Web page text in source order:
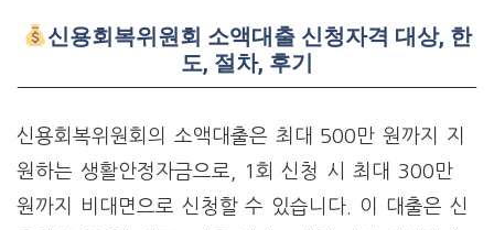
신용회복위원회 소액대출 신청자격 대상, 한
도, 절차, 후기
신용회복위원회의 소액대출은 최대 500만 원까지 지
원하는 생활안정자금으로, 1회 신청 시 최대 300만
원까지 비대면으로 신청할 수 있습니다. 이 대출은 신